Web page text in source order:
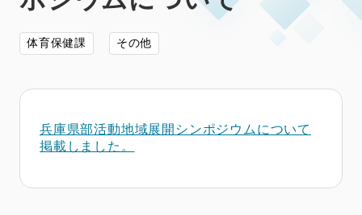
体育保健課 その他
兵庫県部活動地域展開シンポジウムについて
掲載しました。